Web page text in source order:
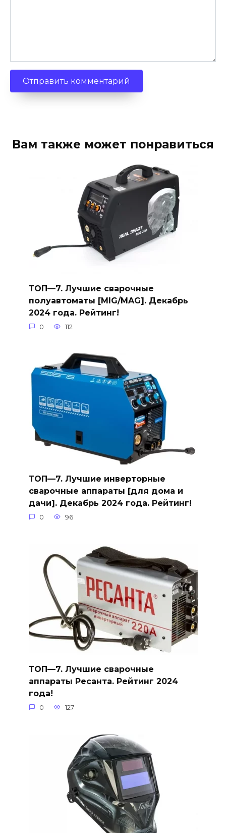
Вам также может понравиться
ТОП—7. Лучшие сварочные
полуавтоматы [MIG/MAG]. Декабрь
2024 года. Рейтинг!
0 112
ТОП—7. Лучшие инверторные
сварочные аппараты [для дома и
дачи]. Декабрь 2024 года. Рейтинг!
0 96
ТОП—7. Лучшие сварочные
аппараты Ресанта. Рейтинг 2024
года!
0 127